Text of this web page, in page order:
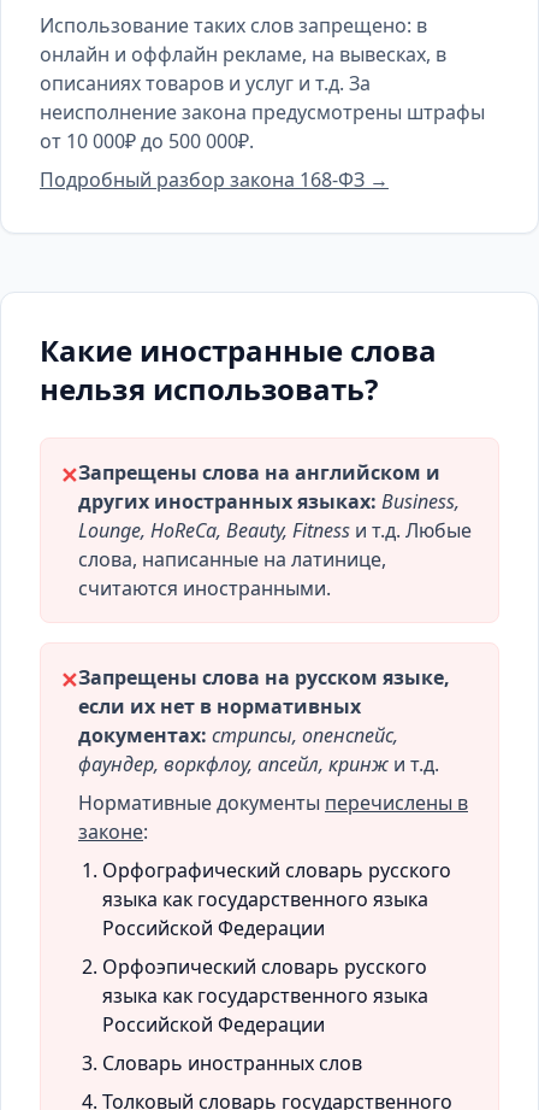
Использование таких слов запрещено: в
онлайн и оффлайн рекламе, на вывесках, в
описаниях товаров и услуг и т.д. За
неисполнение закона предусмотрены штрафы
от 10 000₽ до 500 000₽.
Подробный разбор закона 168-ФЗ →
Какие иностранные слова
нельзя использовать?
✕Запрещены слова на английском и
других иностранных языках: Business,
Lounge, HoReCa, Beauty, Fitness и т.д. Любые
слова, написанные на латинице,
считаются иностранными.
✕Запрещены слова на русском языке,
если их нет в нормативных
документах: стрипсы, опенспейс,
фаундер, воркфлоу, апсейл, кринж и т.д.
Нормативные документы перечислены в
законе:
Орфографический словарь русского
языка как государственного языка
Российской Федерации
Орфоэпический словарь русского
языка как государственного языка
Российской Федерации
Словарь иностранных слов
Толковый словарь государственного